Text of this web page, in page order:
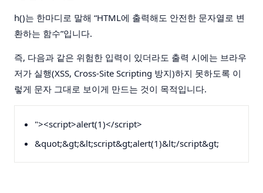
h()는 한마디로 말해 “HTML에 출력해도 안전한 문자열로 변
환하는 함수”입니다.
즉, 다음과 같은 위험한 입력이 있더라도 출력 시에는 브라우
저가 실행(XSS, Cross-Site Scripting 방지)하지 못하도록 이
렇게 문자 그대로 보이게 만드는 것이 목적입니다.
"><script>alert(1)</script>
&quot;&gt;&lt;script&gt;alert(1)&lt;/script&gt;